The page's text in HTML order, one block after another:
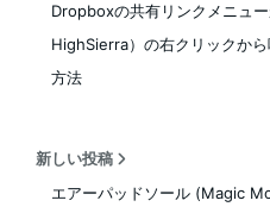
Dropboxの共有リンクメニュ
HighSierra）の右クリックか
方法
新しい投稿
エアーパッドソール (Magic